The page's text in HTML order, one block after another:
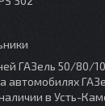
ГАЗель 50/80/10
автомобилях
в Усть-